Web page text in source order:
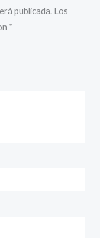
publicada. Los
*